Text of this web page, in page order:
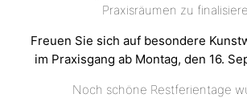
Praxisräumen zu
Freuen Sie sich auf besondere
im Praxisgang ab Montag, den 16.
Noch schöne Restferientage